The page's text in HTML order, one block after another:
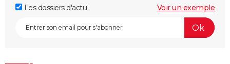
Les dossiers d'actu
Voir un exemple